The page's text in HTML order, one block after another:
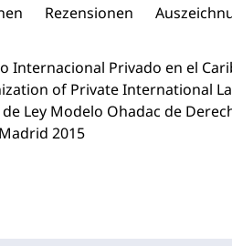
Rezensionen
Internacional Privado en el
of Private International
Ley Modelo Ohadac de
2015